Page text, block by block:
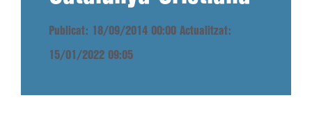
Publicat: 18/09/2014 00:00 Actualitzat:
15/01/2022 09:05